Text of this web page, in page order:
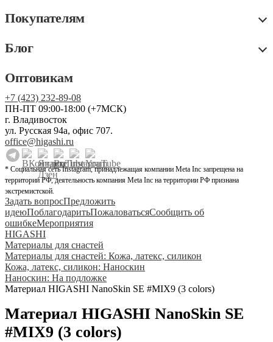
Покупателям
Блог
Оптовикам
+7 (423) 232-89-08
ПН-ПТ 09:00-18:00 (+7МСК)
г. Владивосток
ул. Русская 94а, офис 707.
office@higashi.ru
* Социальная сеть Instagram, принадлежащая компании Meta Inc запрещена на
территории РФ, деятельность компания Meta Inc на территории РФ признана
экстремистской.
Задать вопросПредложить
идеюПоблагодаритьПожаловатьсяСообщить об
ошибкеМероприятия
HIGASHI
Материалы для снастей
Материалы для снастей: Кожа, латекс, силикон
Кожа, латекс, силикон: Наноскин
Наноскин: На подложке
Материал HIGASHI NanoSkin SE #MIX9 (3 colors)
Материал HIGASHI NanoSkin SE
#MIX9 (3 colors)